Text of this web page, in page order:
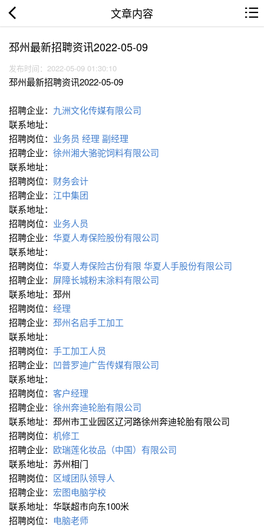
文章内容
邳州最新招聘资讯2022-05-09
发布时间：2022-05-09 01:30:10
邳州最新招聘资讯2022-05-09
招聘企业： 九洲文化传媒有限公司
联系地址：
招聘岗位： 业务员 经理 副经理
招聘企业： 徐州湘大骆驼饲料有限公司
联系地址：
招聘岗位： 财务会计
招聘企业： 江中集团
联系地址：
招聘岗位： 业务人员
招聘企业： 华夏人寿保险股份有限公司
联系地址：
招聘岗位： 华夏人寿保险古份有限 华夏人手股份有限公司
招聘企业： 屏障长城粉末涂料有限公司
联系地址：邳州
招聘岗位： 经理
招聘企业： 邳州名启手工加工
联系地址：
招聘岗位： 手工加工人员
招聘企业： 凹普罗迪广告传媒有限公司
联系地址：
招聘岗位： 客户经理
招聘企业： 徐州奔迪轮胎有限公司
联系地址：邳州市工业园区辽河路徐州奔迪轮胎有限公司
招聘岗位： 机修工
招聘企业： 欧瑞莲化妆品（中国）有限公司
联系地址：苏州相门
招聘岗位： 区域团队领导人
招聘企业： 宏图电脑学校
联系地址：华联超市向东100米
招聘岗位： 电脑老师